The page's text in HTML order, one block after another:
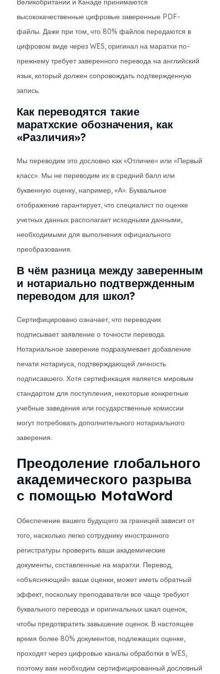
Великобритании и Канаде принимаются
высококачественные цифровые заверенные PDF-
файлы. Даже при том, что 80% файлов передаются в
цифровом виде через WES, оригинал на маратхи по-
прежнему требует заверенного перевода на английский
язык, который должен сопровождать подтвержденную
запись.
Как переводятся такие
маратхские обозначения, как
«Различия»?
Мы переводим это дословно как «Отличие» или «Первый
класс». Мы не переводим их в средний балл или
буквенную оценку, например, «А». Буквальное
отображение гарантирует, что специалист по оценке
учетных данных располагает исходными данными,
необходимыми для выполнения официального
преобразования.
В чём разница между заверенным
и нотариально подтвержденным
переводом для школ?
Сертифицировано означает, что переводчик
подписывает заявление о точности перевода.
Нотариальное заверение подразумевает добавление
печати нотариуса, подтверждающей личность
подписавшего. Хотя сертификация является мировым
стандартом для поступления, некоторые конкретные
учебные заведения или государственные комиссии
могут потребовать дополнительного нотариального
заверения.
Преодоление глобального
академического разрыва
с помощью MotaWord
Обеспечение вашего будущего за границей зависит от
того, насколько легко сотруднику иностранного
регистратуры проверить ваши академические
документы, составленные на маратхи. Перевод,
«объясняющий» ваши оценки, может иметь обратный
эффект, поскольку преподаватели все чаще требуют
буквального перевода и оригинальных шкал оценок,
чтобы предотвратить завышение оценок. В настоящее
время более 80% документов, подлежащих оценке,
проходят через цифровые каналы обработки в WES,
поэтому вам необходим сертифицированный дословный